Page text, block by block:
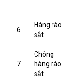
6
Hàng rào
sắt
7
Chông
hàng rào
sắt